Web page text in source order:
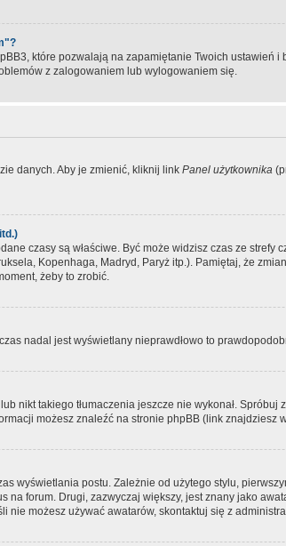
które pozwalają na zapamiętanie Twoich
z zalogowaniem lub wylogowaniem się.
danych. Aby je zmienić, kliknij link Panel użytkownika
czasy są właściwe. Być może widzisz czas ze
Kopenhaga, Madryd, Paryż itp.). Pamiętaj, że
żeby to zrobić.
nadal jest wyświetlany nieprawdłowo to
nikt takiego tłumaczenia jeszcze nie wykonał.
możesz znaleźć na stronie phpBB (link znajdziesz
wyświetlania postu. Zależnie od użytego stylu,
na forum. Drugi, zazwyczaj większy, jest znany jako
możesz używać awatarów, skontaktuj się z